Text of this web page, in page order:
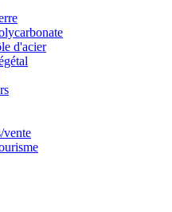
d'acier
vente